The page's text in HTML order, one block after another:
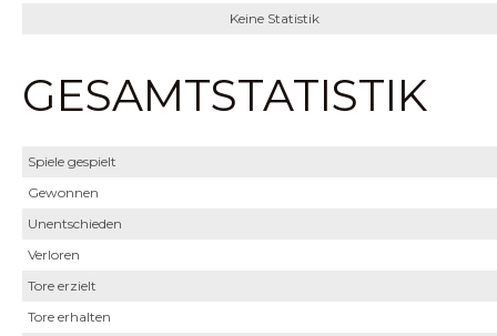
Keine Statistik
GESAMTSTATISTIK
Spiele gespielt
Gewonnen
Unentschieden
Verloren
Tore erzielt
Tore erhalten